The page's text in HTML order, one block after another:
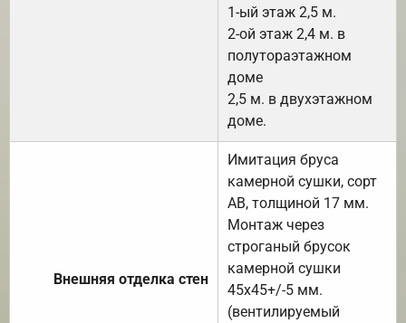
1-ый этаж 2,5 м.
2-ой этаж 2,4 м. в
полутораэтажном
доме
2,5 м. в двухэтажном
доме.
Внешняя отделка стен
Имитация бруса
камерной сушки, сорт
АВ, толщиной 17 мм.
Монтаж через
строганый брусок
камерной сушки
45х45+/-5 мм.
(вентилируемый